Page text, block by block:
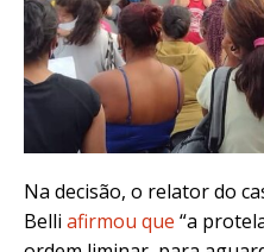
Na decisão, o relator do
Belli afirmou que “a